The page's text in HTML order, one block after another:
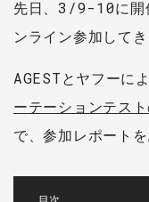
先日、3/9-10に開
ンライン参加してき
AGESTとヤフーに
ーテーションテス
で、参加レポート